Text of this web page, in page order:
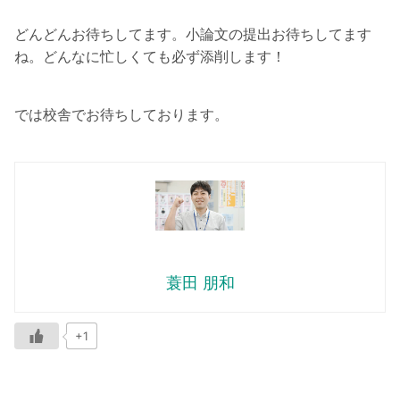
どんどんお待ちしてます。小論文の提出お待ちしてます
ね。どんなに忙しくても必ず添削します！
では校舎でお待ちしております。
蓑田 朋和
+1